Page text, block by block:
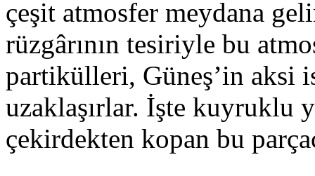
çeşit atmosfer meydana
rüzgârının tesiriyle bu
partikülleri, Güneş’in aksi
uzaklaşırlar. İşte kuyruklu
çekirdekten kopan bu